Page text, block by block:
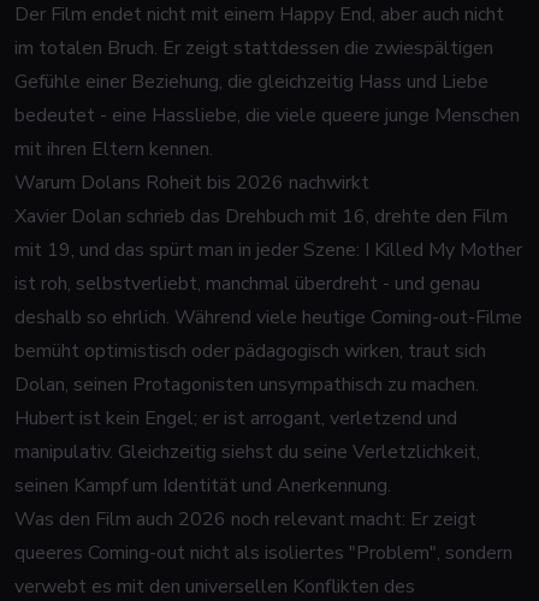
Der Film endet nicht mit einem Happy End, aber auch nicht
im totalen Bruch. Er zeigt stattdessen die zwiespältigen
Gefühle einer Beziehung, die gleichzeitig Hass und Liebe
bedeutet - eine Hassliebe, die viele queere junge Menschen
mit ihren Eltern kennen.
Warum Dolans Roheit bis 2026 nachwirkt
Xavier Dolan schrieb das Drehbuch mit 16, drehte den Film
mit 19, und das spürt man in jeder Szene: I Killed My Mother
ist roh, selbstverliebt, manchmal überdreht - und genau
deshalb so ehrlich. Während viele heutige Coming-out-Filme
bemüht optimistisch oder pädagogisch wirken, traut sich
Dolan, seinen Protagonisten unsympathisch zu machen.
Hubert ist kein Engel; er ist arrogant, verletzend und
manipulativ. Gleichzeitig siehst du seine Verletzlichkeit,
seinen Kampf um Identität und Anerkennung.
Was den Film auch 2026 noch relevant macht: Er zeigt
queeres Coming-out nicht als isoliertes "Problem", sondern
verwebt es mit den universellen Konflikten des